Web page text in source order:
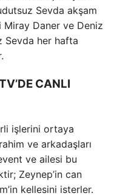
Sevda akşam
Miray Daner ve Deniz
Sevda her hafta
CANLI
işlerini ortaya
ve arkadaşları
ve ailesi bu
Zeynep’in can
kellesini isterler.